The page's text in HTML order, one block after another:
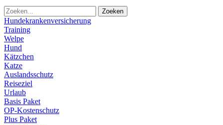
Zoeken
Hundekrankenversicherung
Training
Welpe
Hund
Kätzchen
Katze
Auslandsschutz
Reiseziel
Urlaub
Basis Paket
OP-Kostenschutz
Plus Paket